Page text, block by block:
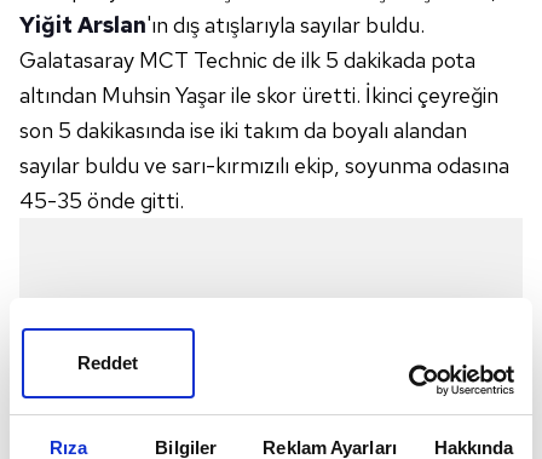
Rıza Bilgiler Reklam Ayarları Hakkında
Reddet
Yiğit Arslan'ın dış atışlarıyla sayılar buldu.
Galatasaray MCT Technic de ilk 5 dakikada pota
altından Muhsin Yaşar ile skor üretti. İkinci çeyreğin
son 5 dakikasında ise iki takım da boyalı alandan
sayılar buldu ve sarı-kırmızılı ekip, soyunma odasına
45-35 önde gitti.